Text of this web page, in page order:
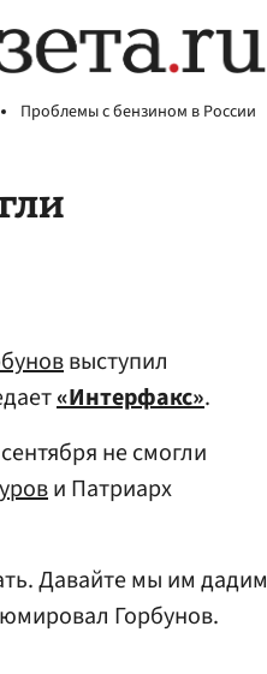
Проблемы с бензином в России
выступил
«Интерфакс».
не смогли
и Патриарх
Давайте мы им дадим
Горбунов.